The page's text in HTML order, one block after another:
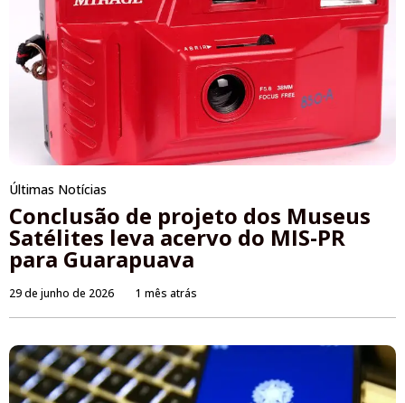
Últimas Notícias
Conclusão de projeto dos Museus
Satélites leva acervo do MIS-PR
para Guarapuava
29 de junho de 2026 1 mês atrás